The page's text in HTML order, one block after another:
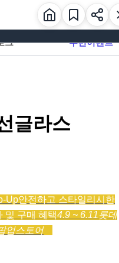
그 주변이벤트
글라스
Up안전하고 스타일리시한
및 구매 혜택4.9 ~ 6.11 롯데
업스토어